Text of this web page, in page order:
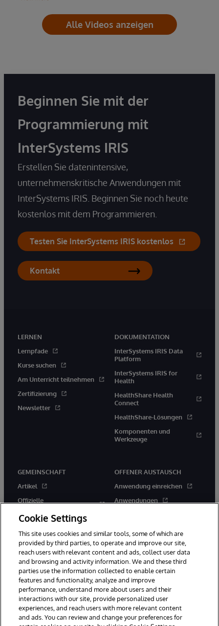
Alle Videos anzeigen
Beginnen Sie mit der
Programmierung mit
InterSystems IRIS
Erstellen Sie datenintensive,
unternehmenskritische Anwendungen mit
InterSystems IRIS. Beginnen Sie noch heute
kostenlos mit dem Programmieren.
Testen Sie InterSystems IRIS kostenlos
Kontakt
LERNEN
Lernpfade
Kurse suchen
Am Unterricht teilnehmen
Zertifizierung
Newsletter
DOKUMENTATION
InterSystems IRIS Data
Platform
InterSystems IRIS for
Health
HealthShare Health
Connect
HealthShare-Lösungen
Komponenten und
Werkzeuge
GEMEINSCHAFT
Artikel
Offizielle
Veranstaltungen
Mitglieder
Bewährte Verfahren
OFFENER AUSTAUSCH
Anwendung einreichen
Anwendungen
© 1996-2026 InterSystems Corporation, Boston, MA. Alle Rechte
vorbehalten.
Cookie Settings
This site uses cookies and similar tools, some of which are
provided by third parties, to operate and improve our site,
reach users with relevant content and ads, collect user data
and browsing and activity information. We and these third
parties use the information collected to enable certain
features and functionality, analyze and improve
performance, understand more about users and their
interactions with our site, provide personalized user
experiences, and reach users with more relevant content
and ads. You can review and change your preferences for